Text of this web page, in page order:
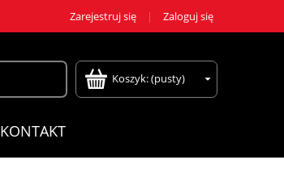
Zarejestruj się Zaloguj się
Koszyk:(pusty)
KONTAKT